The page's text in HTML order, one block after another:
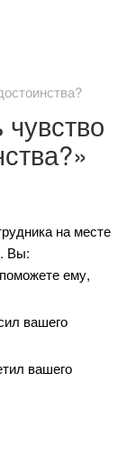
на месте
Вы:
ему,
вашего
вашего